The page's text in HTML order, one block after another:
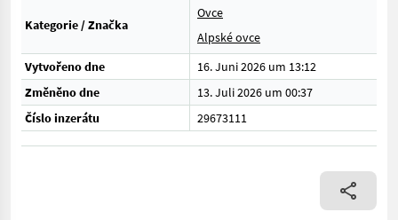
Kategorie / Značka
Ovce
Alpské ovce
Vytvořeno dne
16. Juni 2026 um 13:12
Změněno dne
13. Juli 2026 um 00:37
Číslo inzerátu
29673111